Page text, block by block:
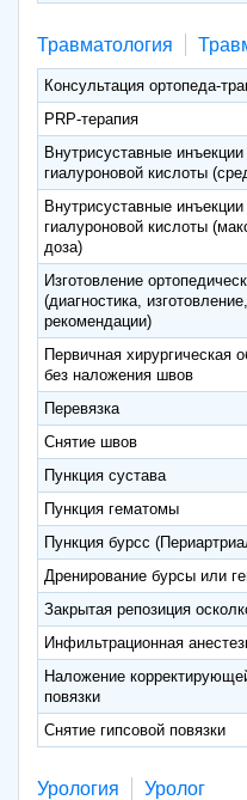
Травматология
Консультация ортопеда-
PRP-терапия
Внутрисуставные инъекции
гиалуроновой кислоты
Внутрисуставные инъекции
гиалуроновой кислоты
доза)
Изготовление
(диагностика, изготовление,
рекомендации)
Первичная хирургическая
без наложения швов
Перевязка
Снятие швов
Пункция сустава
Пункция гематомы
Пункция бурсс
Дренирование бурсы или
Закрытая репозиция
Инфильтрационная
Наложение
повязки
Снятие гипсовой повязки
Урология Уролог